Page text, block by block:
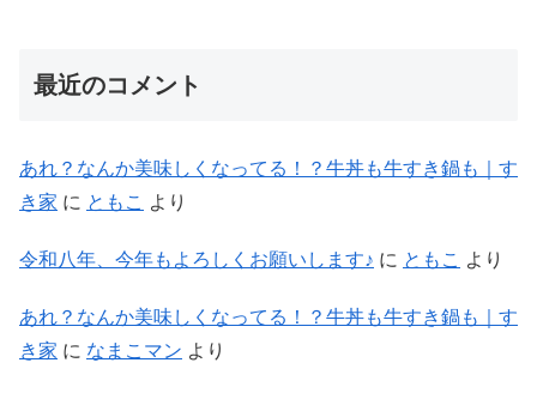
最近のコメント
あれ？なんか美味しくなってる！？牛丼も牛すき鍋も｜す
き家 に ともこ より
令和八年、今年もよろしくお願いします♪ に ともこ より
あれ？なんか美味しくなってる！？牛丼も牛すき鍋も｜す
き家 に なまこマン より